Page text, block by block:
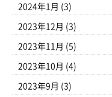
2024年1月 (3)
2023年12月 (3)
2023年11月 (5)
2023年10月 (4)
2023年9月 (3)